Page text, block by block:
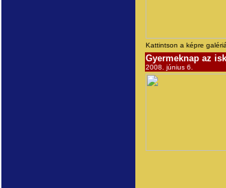
Kattintson a képre
Gyermeknap az
2008. június 6.